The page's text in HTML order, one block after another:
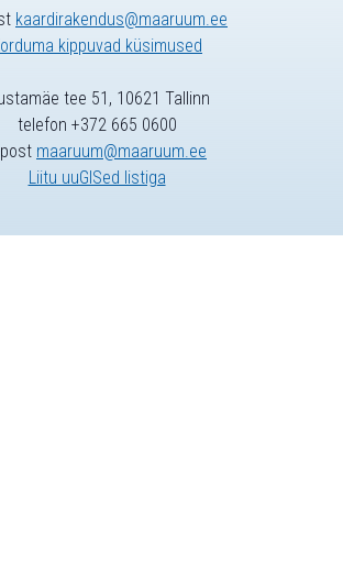
kaardirakendus@maaruum.ee
kippuvad küsimused
tee 51, 10621 Tallinn
telefon +372 665 0600
maaruum@maaruum.ee
Liitu uuGISed listiga